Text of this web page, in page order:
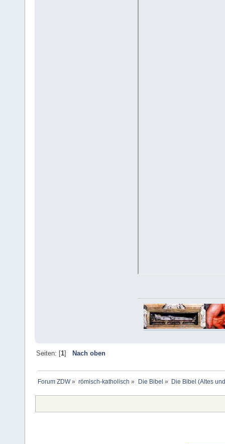
Seiten: [1] Nach oben
Forum ZDW» römisch-katholisch » Die Bibel » Die Bibel (Altes